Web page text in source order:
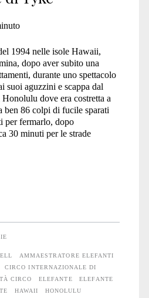
1994 nelle isole Hawaii,
dopo aver subito una
durante uno spettacolo
suoi aguzzini e scappa dal
dove era costretta a
ben 86 colpi di fucile sparati
per fermarlo, dopo
30 minuti per le strade
AMMAESTRATORE ELEFANTI
CIRCO INTERNAZIONALE DI
CIRCO ELEFANTE
ELEFANTE
HAWAII
HONOLULU